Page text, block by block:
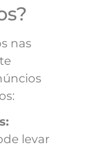
nas
levar